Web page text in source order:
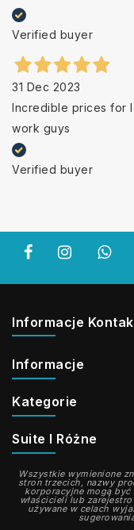
Verified buyer
31 Dec 2023
Incredible prices for
work guys
Verified buyer
Informacje
Informacje
Kategorie
Suite I Różne
Wszystkie wymienione
stron trzecich, nazwy
korporacyjne mogą
właścicieli lub
używane w celach